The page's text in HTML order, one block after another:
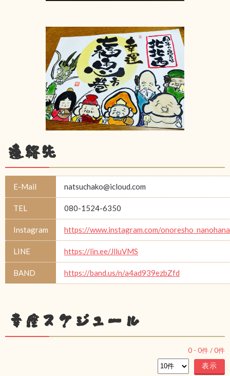
連絡先
E-Mail natsuchako@icloud.com
TEL 080-1524-6350
Instagram https://www.instagram.com/onoresho_nanohana
LINE https://lin.ee/JlluVMS
BAND https://band.us/n/a4ad939ezbZfd
幸座スケジュール
0 - 0件 /0件